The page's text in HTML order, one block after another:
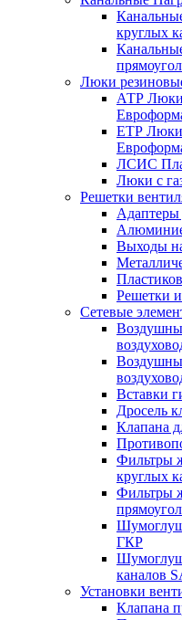
круглых
Люки
АТР Люки
ЕТР Люки
ЛСИС
Люки с
Решетки
Адаптеры
Выходы
Решетки
Сетевые
Вставки
Дросель
Клапана
Фильтры
круглых
Фильтры
ГКР
каналов
Установки
Клапана